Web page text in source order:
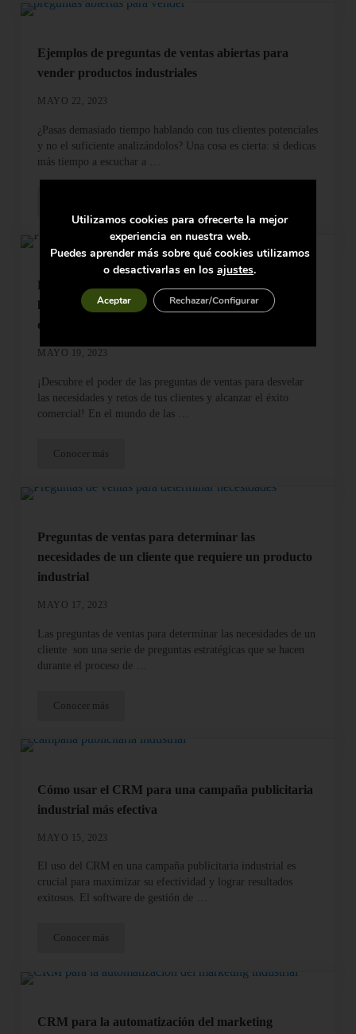
Ejemplos de preguntas de ventas abiertas para
vender productos industriales
MAYO 22, 2023
¿Pasas demasiado tiempo hablando con tus clientes potenciales
y no el suficiente analizándolos? Una cosa es cierta: si dedicas
más tiempo a escuchar a …
Preguntas de ventas disruptivas para desentrañar
las necesidades ocultas y superar los desafíos del
cliente
MAYO 19, 2023
¡Descubre el poder de las preguntas de ventas para desvelar
las necesidades y retos de tus clientes y alcanzar el éxito
comercial! En el mundo de las …
Conocer másPreguntas de ventas disruptivas para desentrañar las
Preguntas de ventas para determinar las
necesidades de un cliente que requiere un producto
industrial
MAYO 17, 2023
Las preguntas de ventas para determinar las necesidades de un
cliente son una serie de preguntas estratégicas que se hacen
durante el proceso de …
Conocer másPreguntas de ventas para determinar las necesidades de un
Cómo usar el CRM para una campaña publicitaria
industrial más efectiva
MAYO 15, 2023
El uso del CRM en una campaña publicitaria industrial es
crucial para maximizar su efectividad y lograr resultados
exitosos. El software de gestión de …
Conocer másCómo usar el CRM para una campaña publicitaria industrial
CRM para la automatización del marketing
Utilizamos cookies para ofrecerte la mejor
experiencia en nuestra web.
Puedes aprender más sobre qué cookies utilizamos
o desactivarlas en los ajustes.
Aceptar Rechazar/Configurar